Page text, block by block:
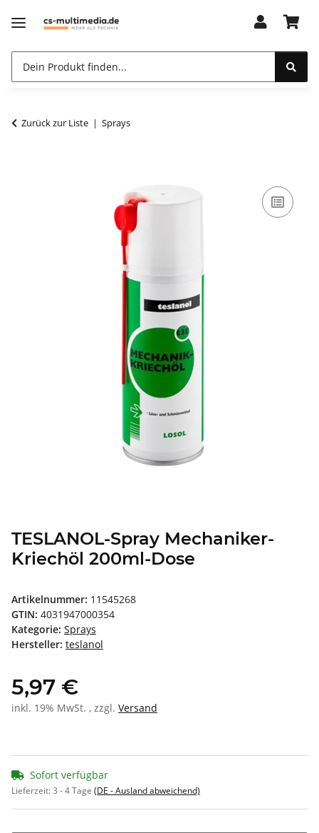
Zurück zur Liste Sprays
TESLANOL-Spray Mechaniker-
Kriechöl 200ml-Dose
Artikelnummer: 11545268
GTIN: 4031947000354
Kategorie: Sprays
Hersteller: teslanol
5,97 €
inkl. 19% MwSt. , zzgl. Versand
Sofort verfügbar
Lieferzeit:3 - 4 Tage (DE - Ausland abweichend)